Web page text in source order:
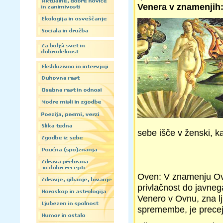
Venera v znamenjih:
sebe išče v ženski,
Oven: V znamenju
privlačnost do
Venero v Ovnu, zna
spremembe, je